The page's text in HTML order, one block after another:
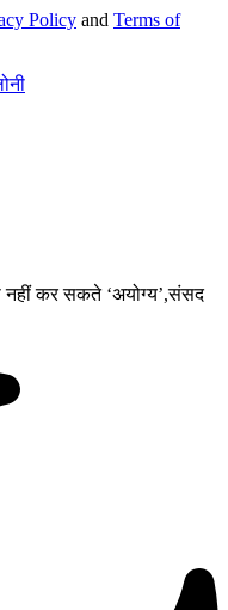
Policy and Terms of
नहीं कर सकते ‘अयोग्य’,संसद